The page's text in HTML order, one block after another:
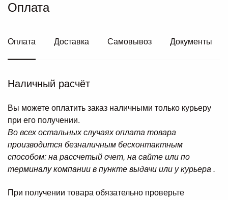
Оплата
Оплата Доставка Самовывоз Документы
Наличный расчёт
Вы можете оплатить заказ наличными только курьеру
при его получении.
Во всех остальных случаях оплата товара
производится безналичным бесконтактным
способом: на рассчетый счет, на сайте или по
терминалу компании в пункте выдачи или у курьера .
При получении товара обязательно проверьте